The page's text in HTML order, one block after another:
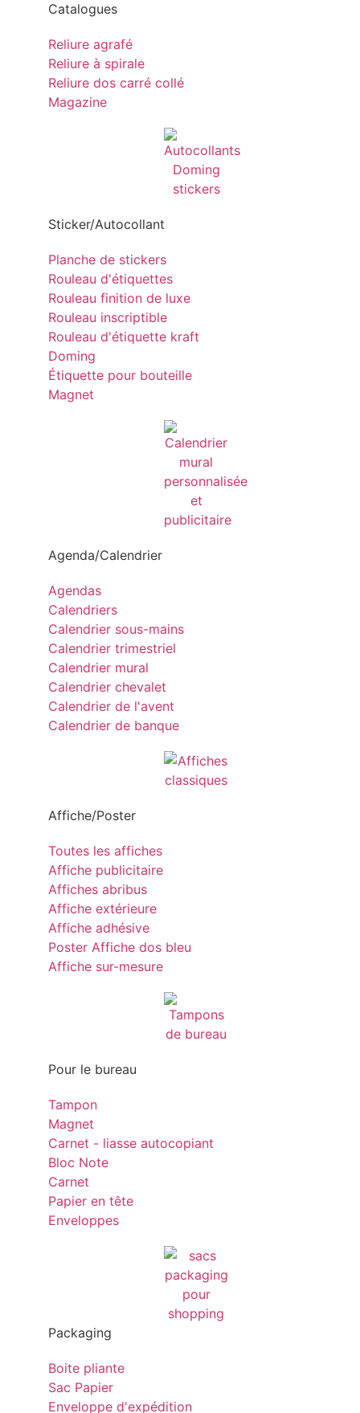
Catalogues
Reliure agrafé
Reliure à spirale
Reliure dos carré collé
Magazine
Sticker/Autocollant
Planche de stickers
Rouleau d'étiquettes
Rouleau finition de luxe
Rouleau inscriptible
Rouleau d'étiquette kraft
Doming
Étiquette pour bouteille
Magnet
Agenda/Calendrier
Agendas
Calendriers
Calendrier sous-mains
Calendrier trimestriel
Calendrier mural
Calendrier chevalet
Calendrier de l'avent
Calendrier de banque
Affiche/Poster
Toutes les affiches
Affiche publicitaire
Affiches abribus
Affiche extérieure
Affiche adhésive
Poster Affiche dos bleu
Affiche sur-mesure
Pour le bureau
Tampon
Magnet
Carnet - liasse autocopiant
Bloc Note
Carnet
Papier en tête
Enveloppes
Packaging
Boite pliante
Sac Papier
Enveloppe d'expédition